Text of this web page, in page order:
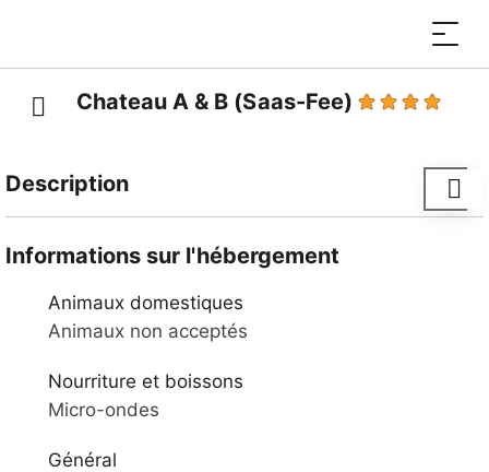
Chateau A & B (Saas-Fee)
Description
Whirlpool n'est pas en opération en été
Informations sur l'hébergement
Animaux domestiques
Animaux non acceptés
Nourriture et boissons
Micro-ondes
Général